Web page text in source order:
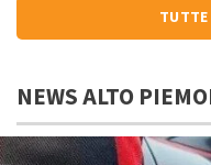
TUTTE
NEWS ALTO